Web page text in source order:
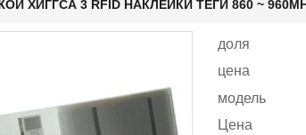
ХИГГСА 3 RFID НАКЛЕЙКИ ТЕГИ 860 ~
доля
цена
модель
Цена